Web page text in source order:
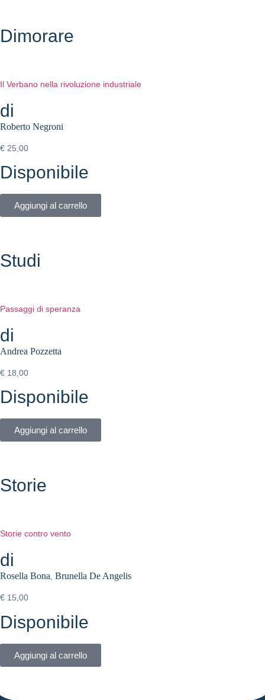
Dimorare
Il Verbano nella rivoluzione industriale
di
Roberto Negroni
€ 25,00
Disponibile
Aggiungi al carrello
Studi
Passaggi di speranza
di
Andrea Pozzetta
€ 18,00
Disponibile
Aggiungi al carrello
Storie
Storie contro vento
di
Rosella Bona, Brunella De Angelis
€ 15,00
Disponibile
Aggiungi al carrello